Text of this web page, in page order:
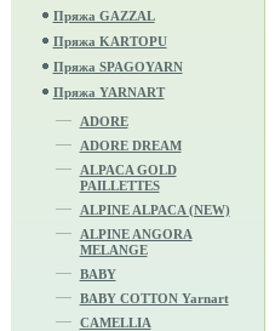
Пряжа GAZZAL
Пряжа KARTOPU
Пряжа SPAGOYARN
Пряжа YARNART
ADORE
ADORE DREAM
ALPACA GOLD
PAILLETTES
ALPINE ALPACA (NEW)
ALPINE ANGORA
MELANGE
BABY
BABY COTTON Yarnart
CAMELLIA